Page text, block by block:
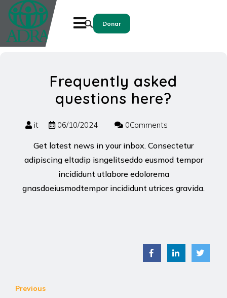
Donar
Frequently asked
questions here?
it 06/10/2024 0Comments
Get latest news in your inbox. Consectetur
adipiscing eltadip isngelitseddo eusmod tempor
incididunt utlabore edolorema
gnasdoeiusmodtempor incididunt utrices gravida.
Previous